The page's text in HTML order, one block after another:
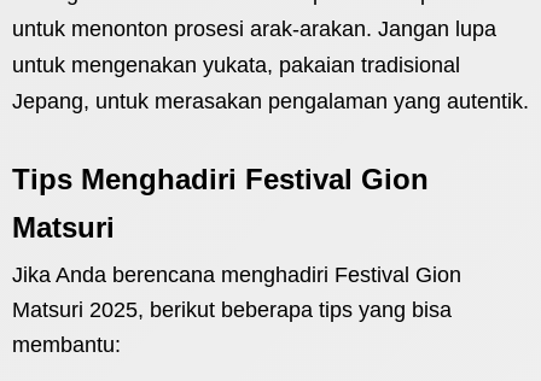
untuk menonton prosesi arak-arakan. Jangan lupa
untuk mengenakan yukata, pakaian tradisional
Jepang, untuk merasakan pengalaman yang autentik.
Tips Menghadiri Festival Gion
Matsuri
Jika Anda berencana menghadiri Festival Gion
Matsuri 2025, berikut beberapa tips yang bisa
membantu: